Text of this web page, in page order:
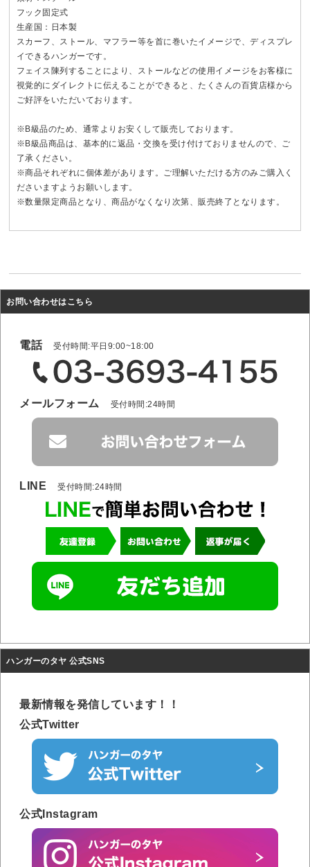
フック固定式
生産国：日本製
スカーフ、ストール、マフラー等を首に巻いたイメージで、ディスプレ
イできるハンガーです。
フェイス陳列することにより、ストールなどの使用イメージをお客様に
視覚的にダイレクトに伝えることができると、たくさんの百貨店様から
ご好評をいただいております。
※B級品のため、通常よりお安くして販売しております。
※B級品商品は、基本的に返品・交換を受け付けておりませんので、ご
了承ください。
※商品それぞれに個体差があります。ご理解いただける方のみご購入く
ださいますようお願いします。
※数量限定商品となり、商品がなくなり次第、販売終了となります。
お問い合わせはこちら
電話 受付時間:平日9:00~18:00
メールフォーム 受付時間:24時間
LINE 受付時間:24時間
ハンガーのタヤ 公式SNS
最新情報を発信しています！！
公式Twitter
公式Instagram